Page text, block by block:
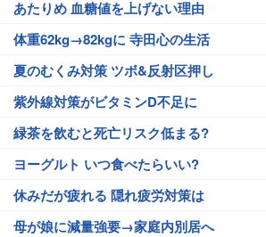
あたりめ 血糖値を上げない理由
体重62kg→82kgに 寺田心の生活
夏のむくみ対策 ツボ&反射区押し
紫外線対策がビタミンD不足に
緑茶を飲むと死亡リスク低まる?
ヨーグルト いつ食べたらいい?
休みだが疲れる 隠れ疲労対策は
母が娘に減量強要→家庭内別居へ